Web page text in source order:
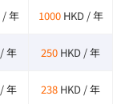
/ 年 1000 HKD / 年
年 250 HKD / 年
年 238 HKD / 年